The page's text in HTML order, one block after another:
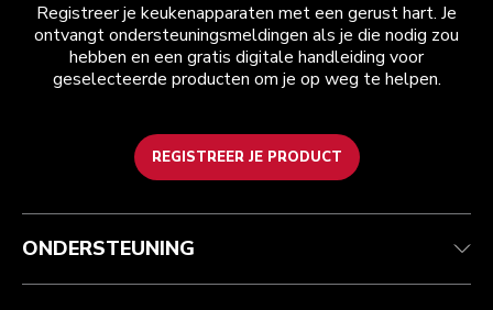
Registreer je keukenapparaten met een gerust hart. Je
ontvangt ondersteuningsmeldingen als je die nodig zou
hebben en een gratis digitale handleiding voor
geselecteerde producten om je op weg te helpen.
REGISTREER JE PRODUCT
Health check
Je bestelling volgen
Garantie en documenten
Veelgestelde vragen
Algemene voorwaarden
Retournering en terugbetaling
Imprint
ODR
Het merk
Zoek een winkel
ONDERSTEUNING